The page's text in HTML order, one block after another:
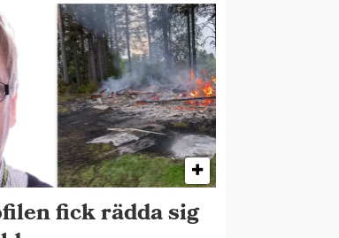
fick rädda sig